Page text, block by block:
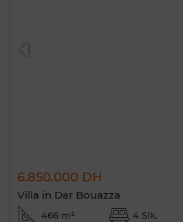
6.850.000 DH
Villa in Dar Bouazza
466 m² 4 Slk.